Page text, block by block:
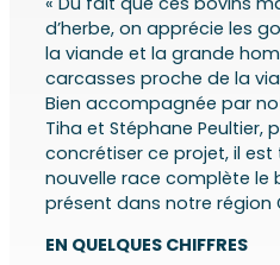
d’herbe, on apprécie les
la viande et la grande
carcasses proche de la
Bien accompagnée par
Tiha et Stéphane Peultier,
concrétiser ce projet, il
nouvelle race complète le
présent dans notre région
EN QUELQUES CHIFFRES